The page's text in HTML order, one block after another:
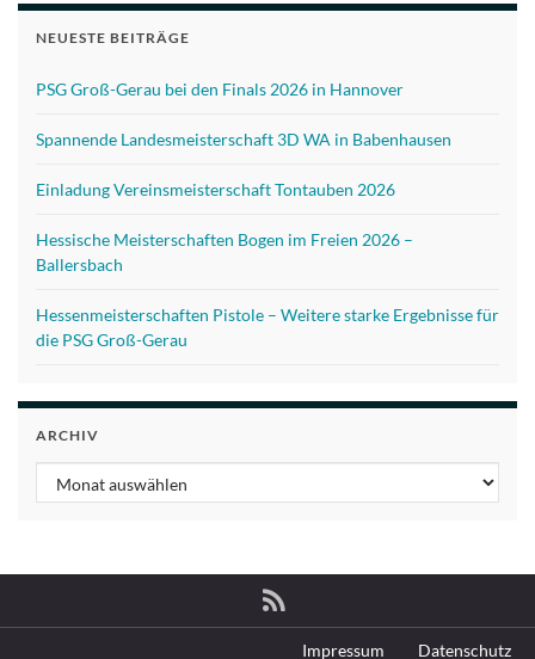
NEUESTE BEITRÄGE
PSG Groß-Gerau bei den Finals 2026 in Hannover
Spannende Landesmeisterschaft 3D WA in Babenhausen
Einladung Vereinsmeisterschaft Tontauben 2026
Hessische Meisterschaften Bogen im Freien 2026 –
Ballersbach
Hessenmeisterschaften Pistole – Weitere starke Ergebnisse für
die PSG Groß-Gerau
ARCHIV
Archiv
Impressum Datenschutz